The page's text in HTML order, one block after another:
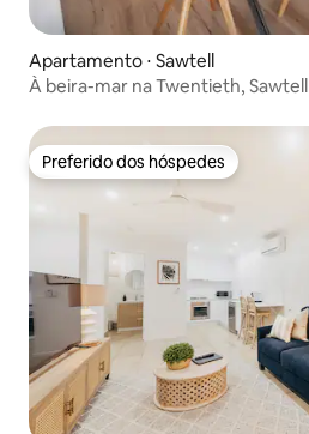
Apartamento ⋅ Sawtell
À beira-mar na Twentieth, Sawtell
Preferido dos hóspedes
Preferido dos hóspedes